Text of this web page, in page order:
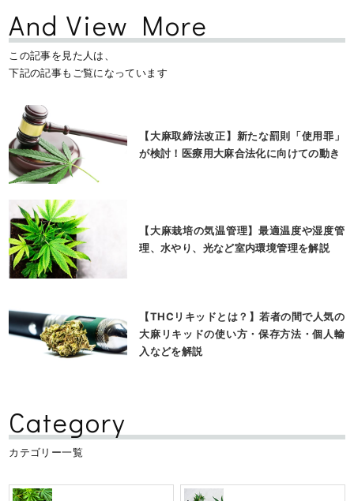
And View More
この記事を見た人は、
下記の記事もご覧になっています
【大麻取締法改正】新たな罰則「使用罪」
が検討！医療用大麻合法化に向けての動き
【大麻栽培の気温管理】最適温度や湿度管
理、水やり、光など室内環境管理を解説
【THCリキッドとは？】若者の間で人気の
大麻リキッドの使い方・保存方法・個人輸
入などを解説
Category
カテゴリー一覧